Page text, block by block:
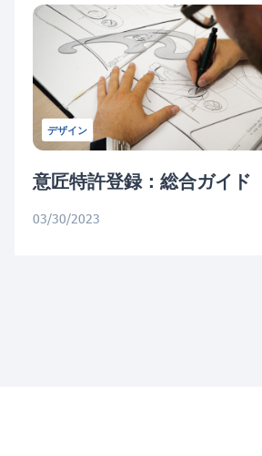
デザイン
意匠特許登録：総合ガイド
03/30/2023